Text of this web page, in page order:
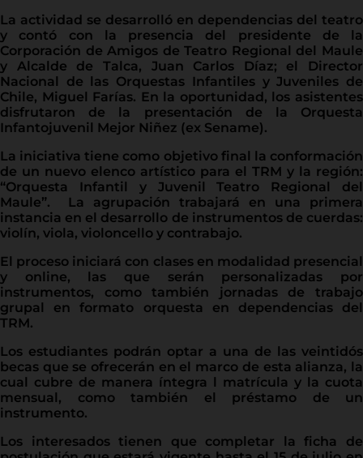
La actividad se desarrolló en dependencias del teatro
y contó con la presencia del presidente de la
Corporación de Amigos de Teatro Regional del Maule
y Alcalde de Talca, Juan Carlos Díaz; el Director
Nacional de las Orquestas Infantiles y Juveniles de
Chile, Miguel Farías. En la oportunidad, los asistentes
disfrutaron de la presentación de la Orquesta
Infantojuvenil Mejor Niñez (ex Sename).
La iniciativa tiene como objetivo final la conformación
de un nuevo elenco artístico para el TRM y la región:
“Orquesta Infantil y Juvenil Teatro Regional del
Maule”. La agrupación trabajará en una primera
instancia en el desarrollo de instrumentos de cuerdas:
violín, viola, violoncello y contrabajo.
El proceso iniciará con clases en modalidad presencial
y online, las que serán personalizadas por
instrumentos, como también jornadas de trabajo
grupal en formato orquesta en dependencias del
TRM.
Los estudiantes podrán optar a una de las veintidós
becas que se ofrecerán en el marco de esta alianza, la
cual cubre de manera íntegra l matrícula y la cuota
mensual, como también el préstamo de un
instrumento.
Los interesados tienen que completar la ficha de